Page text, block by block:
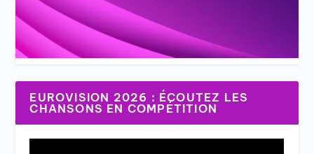
EUROVISION 2026 : ÉCOUTEZ LES
CHANSONS EN COMPÉTITION